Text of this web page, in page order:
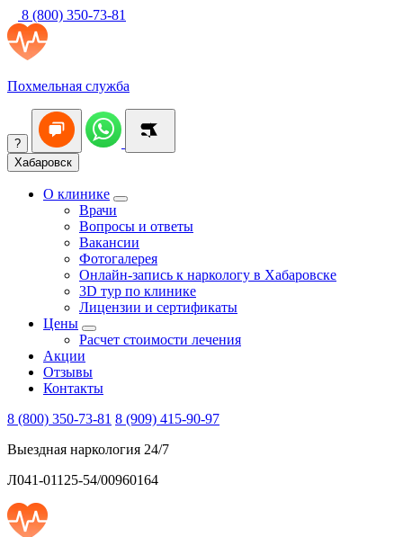
8 (800) 350-73-81
Похмельная служба
?
Хабаровск
О клинике
Врачи
Вопросы и ответы
Вакансии
Фотогалерея
Онлайн-запись к наркологу в Хабаровске
3D тур по клинике
Лицензии и сертификаты
Цены
Расчет стоимости лечения
Акции
Отзывы
Контакты
8 (800) 350-73-81 8 (909) 415-90-97
Выездная наркология 24/7
Л041-01125-54/00960164